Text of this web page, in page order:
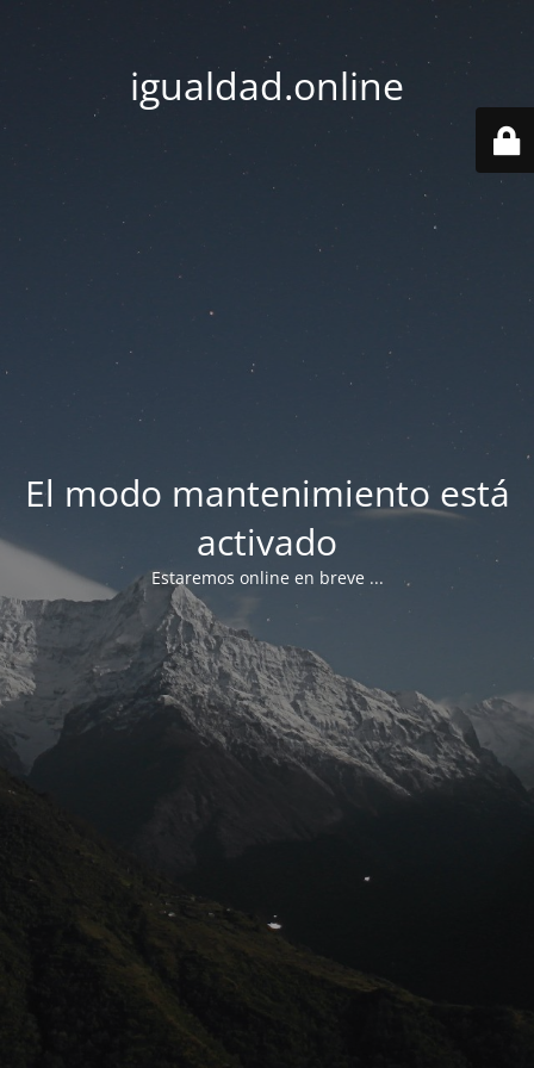
igualdad.online
El modo mantenimiento está
activado
Estaremos online en breve ...